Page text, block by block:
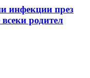
инфекции през
родител